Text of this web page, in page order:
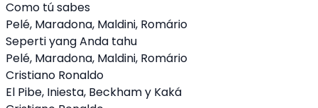
Como tú sabes
Pelé, Maradona, Maldini, Romário
Seperti yang Anda tahu
Pelé, Maradona, Maldini, Romário
Cristiano Ronaldo
El Pibe, Iniesta, Beckham y Kaká